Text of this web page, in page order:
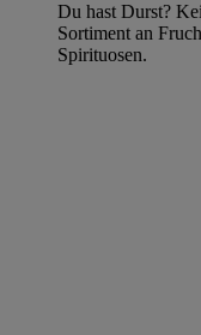
Du hast Durst?
Sortiment an
Spirituosen.